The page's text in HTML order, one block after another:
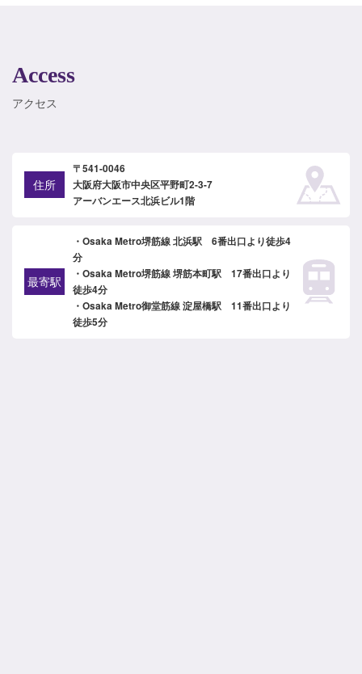
Access
アクセス
住所
〒541-0046
大阪府大阪市中央区平野町2-3-7
アーバンエース北浜ビル1階
最寄駅
・Osaka Metro堺筋線 北浜駅 6番出口より徒歩4
分
・Osaka Metro堺筋線 堺筋本町駅 17番出口より
徒歩4分
・Osaka Metro御堂筋線 淀屋橋駅 11番出口より
徒歩5分